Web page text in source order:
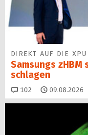
DIREKT AUF DIE XPU
Samsungs zHBM
schlagen
102 Kommentare
09.08.2026